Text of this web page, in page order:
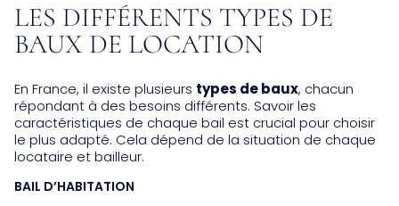
LES DIFFÉRENTS TYPES DE
BAUX DE LOCATION
En France, il existe plusieurs types de baux, chacun
répondant à des besoins différents. Savoir les
caractéristiques de chaque bail est crucial pour choisir
le plus adapté. Cela dépend de la situation de chaque
locataire et bailleur.
BAIL D’HABITATION